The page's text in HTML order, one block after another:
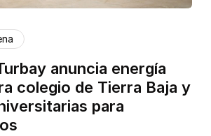
anuncia energía
colegio de Tierra Baja y
para